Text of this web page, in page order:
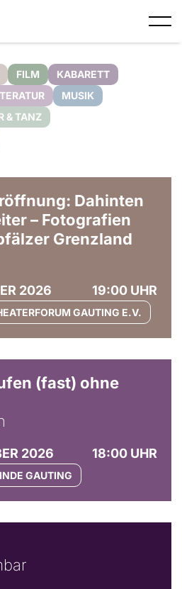
FILM
KABARETT
MUSIK
& TANZ
Dahinten
– Fotografien
Grenzland
2026 19:00 UHR
GAUTING E.V.
(fast) ohne
2026 18:00 UHR
GAUTING